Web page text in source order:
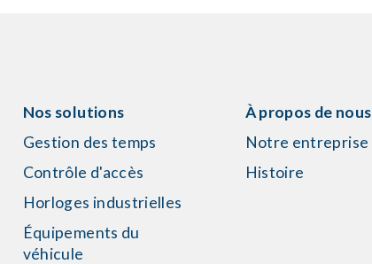
Nos solutions
Gestion des temps
Contrôle d'accès
Horloges industrielles
Équipements du
véhicule
À propos de nous
Notre entreprise
Histoire